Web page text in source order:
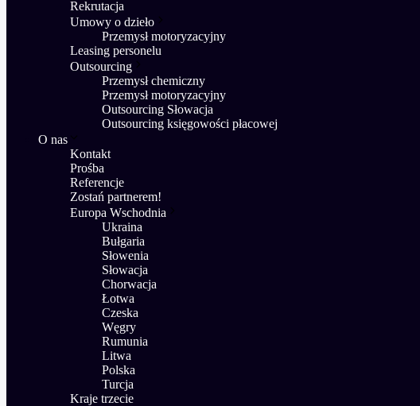
Rekrutacja
Umowy o dzieło
Przemysł motoryzacyjny
Leasing personelu
Outsourcing
Przemysł chemiczny
Przemysł motoryzacyjny
Outsourcing Słowacja
Outsourcing księgowości płacowej
O nas
Kontakt
Prośba
Referencje
Zostań partnerem!
Europa Wschodnia
Ukraina
Bułgaria
Słowenia
Słowacja
Chorwacja
Łotwa
Czeska
Węgry
Rumunia
Litwa
Polska
Turcja
Kraje trzecie